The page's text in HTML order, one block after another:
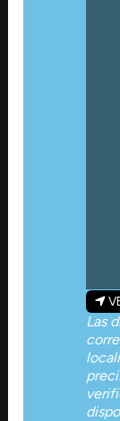
Las